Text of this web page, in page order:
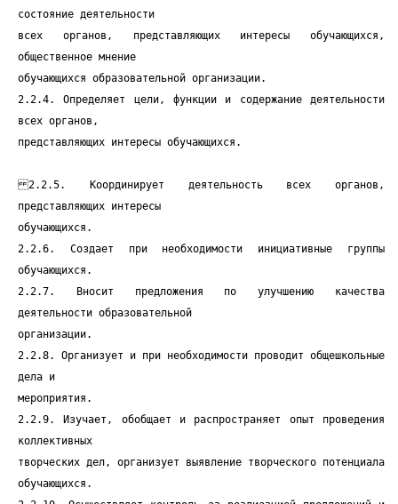
состояние деятельности
всех органов, представляющих интересы обучающихся,
общественное мнение
обучающихся образовательной организации.
2.2.4. Определяет цели, функции и содержание деятельности
всех органов,
представляющих интересы обучающихся.
2.2.5. Координирует деятельность всех органов,
представляющих интересы
обучающихся.
2.2.6. Создает при необходимости инициативные группы
обучающихся.
2.2.7. Вносит предложения по улучшению качества
деятельности образовательной
организации.
2.2.8. Организует и при необходимости проводит общешкольные
дела и
мероприятия.
2.2.9. Изучает, обобщает и распространяет опыт проведения
коллективных
творческих дел, организует выявление творческого потенциала
обучающихся.